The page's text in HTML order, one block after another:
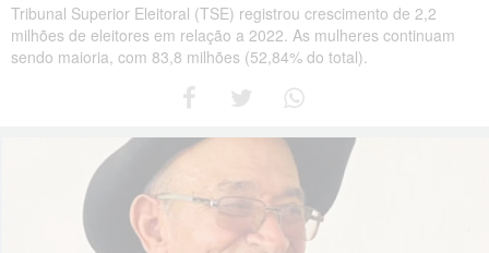
Tribunal Superior Eleitoral (TSE) registrou crescimento de 2,2
milhões de eleitores em relação a 2022. As mulheres continuam
sendo maioria, com 83,8 milhões (52,84% do total).